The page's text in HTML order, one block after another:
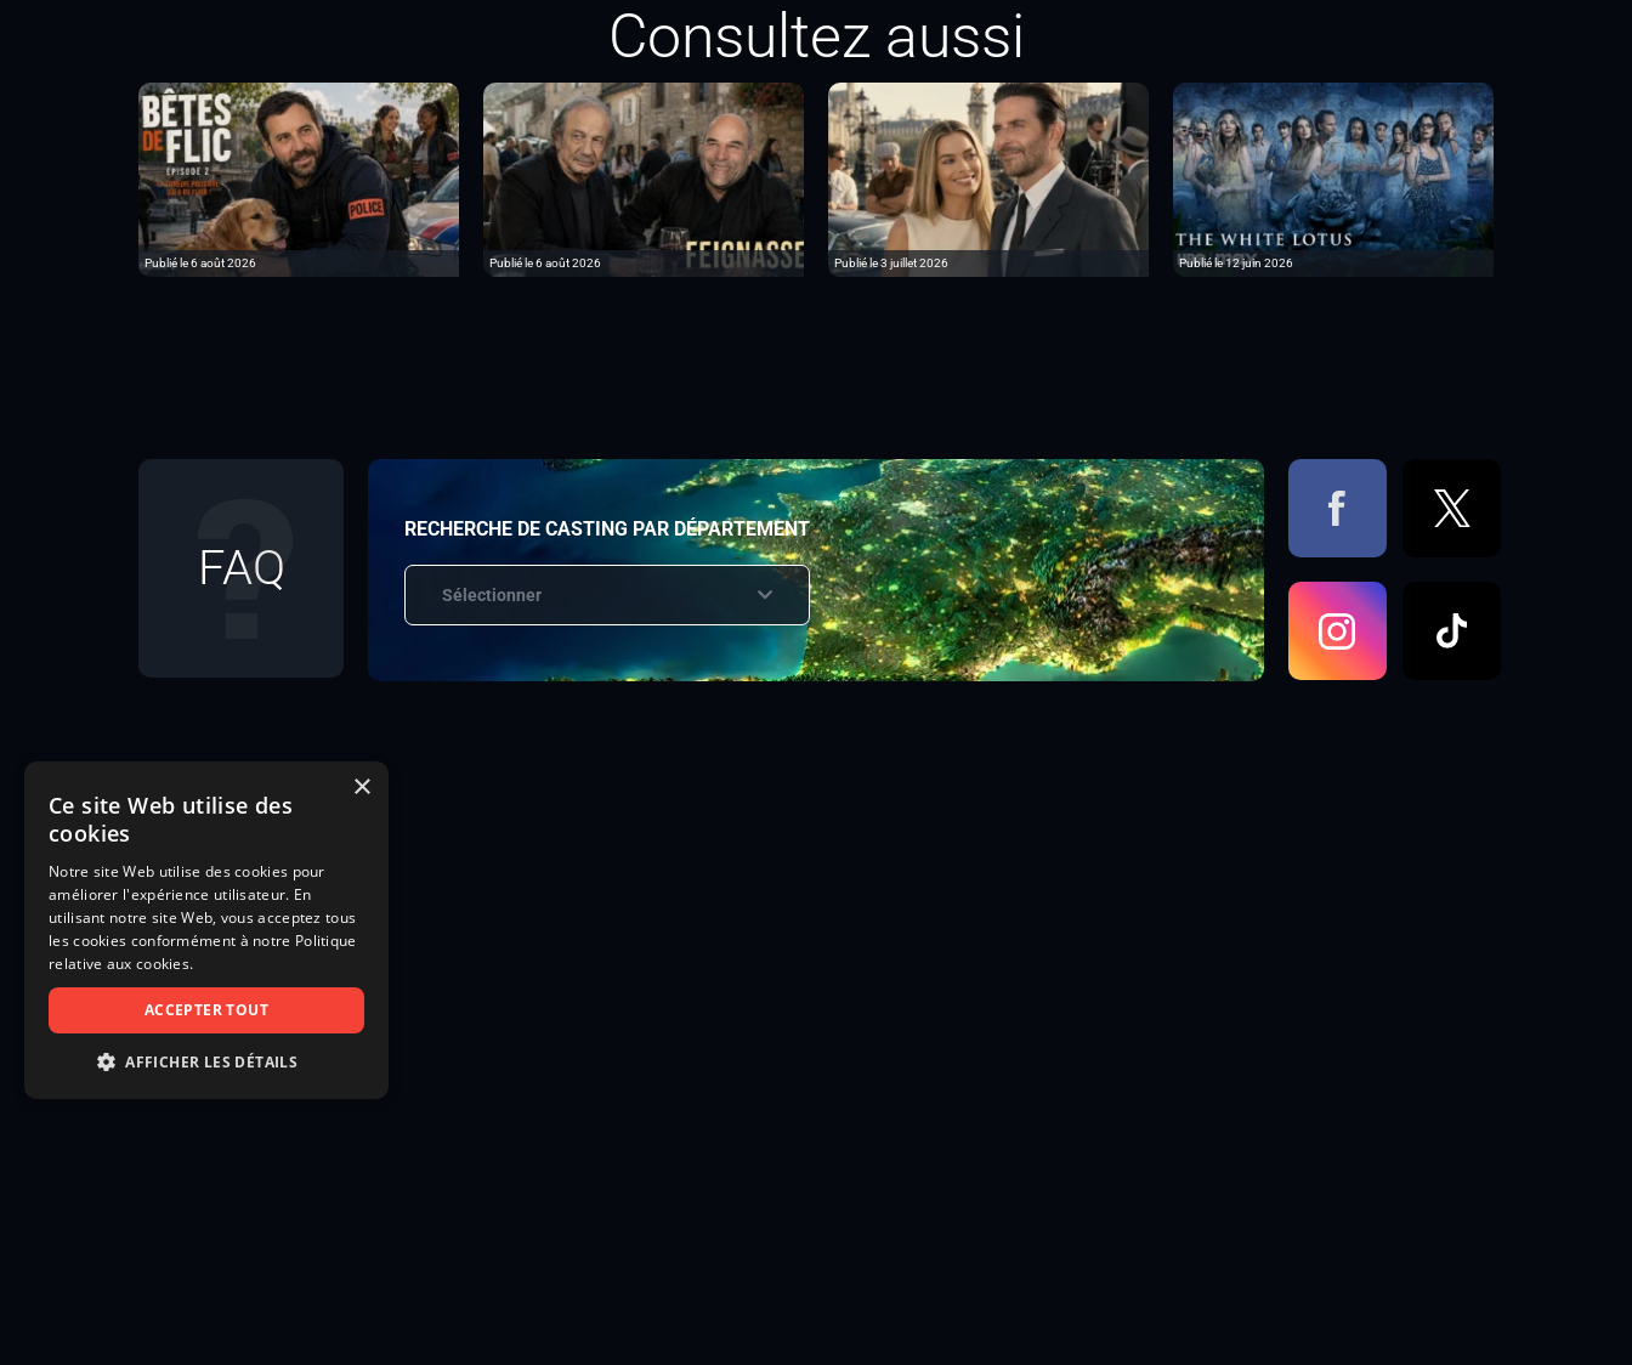
Consultez aussi
Publié le 6 août 2026 Publié le 6 août 2026 Publié le 3 juillet 2026 Publié le 12 juin 2026
FAQ
RECHERCHE DE CASTING PAR DÉPARTEMENT
Sélectionner
×
Ce site Web utilise des
cookies
Notre site Web utilise des cookies pour
améliorer l'expérience utilisateur. En
utilisant notre site Web, vous acceptez tous
les cookies conformément à notre Politique
relative aux cookies.
ACCEPTER TOUT
AFFICHER LES DÉTAILS